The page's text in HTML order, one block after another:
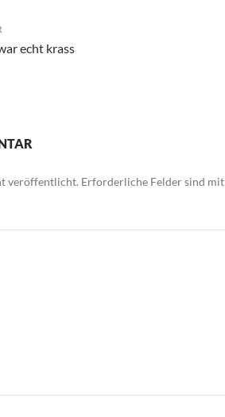
echt krass
veröffentlicht. Erforderliche Felder sind mit